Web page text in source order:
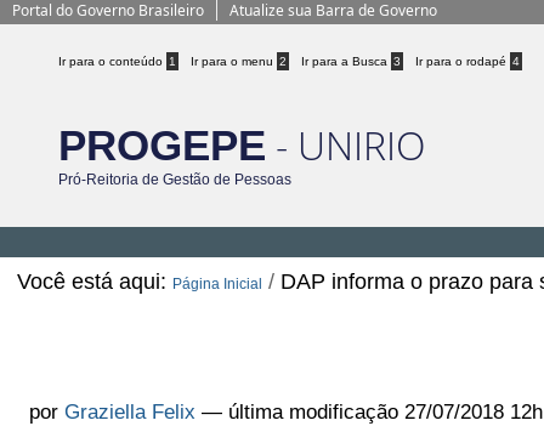
Portal do Governo Brasileiro Atualize sua Barra de Governo
Ir para o conteúdo 1 Ir para o menu 2 Ir para a Busca 3 Ir para o rodapé 4
PROGEPE - UNIRIO
Pró-Reitoria de Gestão de Pessoas
Você está aqui: Página Inicial / DAP informa o prazo para
porGraziella Felix — última modificação 27/07/2018